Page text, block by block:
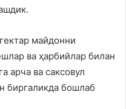
майдонни
ва ҳарбийлар билан
арча ва саксовул
биргаликда бошлаб